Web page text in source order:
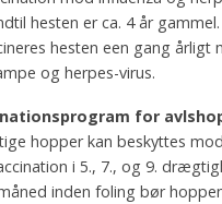
hesten er ca. 4 år
hesten een gang årligt
og herpes-virus.
for
hopper kan beskyttes
i 5., 7., og 9.
inden foling bør